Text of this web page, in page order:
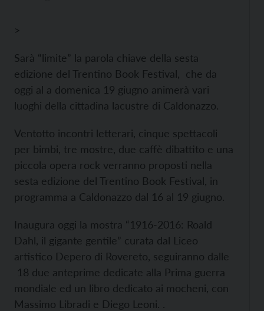
>
Sarà “limite” la parola chiave della sesta
edizione del Trentino Book Festival, che da
oggi al a domenica 19 giugno animerà vari
luoghi della cittadina lacustre di Caldonazzo.
Ventotto incontri letterari, cinque spettacoli
per bimbi, tre mostre, due caffè dibattito e una
piccola opera rock verranno proposti nella
sesta edizione del Trentino Book Festival, in
programma a Caldonazzo dal 16 al 19 giugno.
Inaugura oggi la mostra “1916-2016: Roald
Dahl, il gigante gentile” curata dal Liceo
artistico Depero di Rovereto, seguiranno dalle
18 due anteprime dedicate alla Prima guerra
mondiale ed un libro dedicato ai mocheni, con
Massimo Libradi e Diego Leoni. .